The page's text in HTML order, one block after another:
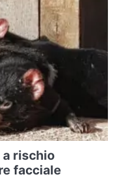
a rischio
facciale